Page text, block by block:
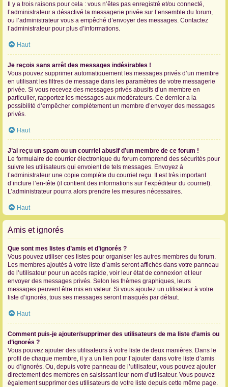
Il y a trois raisons pour cela : vous n’êtes pas enregistré et/ou connecté,
l’administrateur a désactivé la messagerie privée sur l’ensemble du forum,
ou l’administrateur vous a empêché d’envoyer des messages. Contactez
l’administrateur pour plus d’informations.
Haut
Je reçois sans arrêt des messages indésirables !
Vous pouvez supprimer automatiquement les messages privés d’un membre
en utilisant les filtres de message dans les paramètres de votre messagerie
privée. Si vous recevez des messages privés abusifs d’un membre en
particulier, rapportez les messages aux modérateurs. Ce dernier a la
possibilité d’empêcher complètement un membre d’envoyer des messages
privés.
Haut
J’ai reçu un spam ou un courriel abusif d’un membre de ce forum !
Le formulaire de courrier électronique du forum comprend des sécurités pour
suivre les utilisateurs qui envoient de tels messages. Envoyez à
l’administrateur une copie complète du courriel reçu. Il est très important
d’inclure l’en-tête (il contient des informations sur l’expéditeur du courriel).
L’administrateur pourra alors prendre les mesures nécessaires.
Haut
Amis et ignorés
Que sont mes listes d’amis et d’ignorés ?
Vous pouvez utiliser ces listes pour organiser les autres membres du forum.
Les membres ajoutés à votre liste d’amis seront affichés dans votre panneau
de l’utilisateur pour un accès rapide, voir leur état de connexion et leur
envoyer des messages privés. Selon les thèmes graphiques, leurs
messages peuvent être mis en valeur. Si vous ajoutez un utilisateur à votre
liste d’ignorés, tous ses messages seront masqués par défaut.
Haut
Comment puis-je ajouter/supprimer des utilisateurs de ma liste d’amis ou
d’ignorés ?
Vous pouvez ajouter des utilisateurs à votre liste de deux manières. Dans le
profil de chaque membre, il y a un lien pour l’ajouter dans votre liste d’amis
ou d’ignorés. Ou, depuis votre panneau de l’utilisateur, vous pouvez ajouter
directement des membres en saisissant leur nom d’utilisateur. Vous pouvez
également supprimer des utilisateurs de votre liste depuis cette même page.